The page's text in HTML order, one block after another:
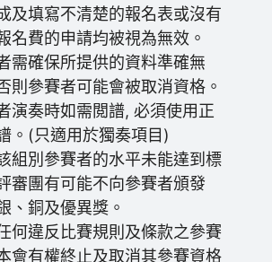
及填寫不清楚的報名表或沒有
名費的申請均被視為無效。
需確保所提供的資料準確無
則參賽者可能會被取消資格。
演奏時如需閲譜, 必須使用正
。(只適用於獨奏項目)
組別參賽者的水平未能達到標
審團有可能不向參賽者頒發
、銅及優異獎。
何違反比賽規則及條款之參賽
會有權終止及取消其參賽資格